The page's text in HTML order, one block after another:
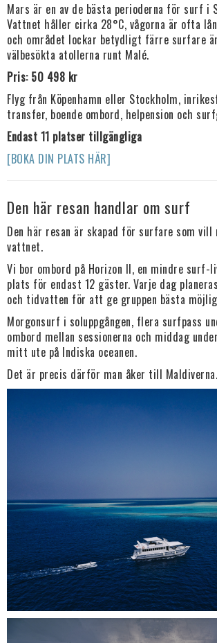
Mars är en av de bästa perioderna för surf i
Vattnet håller cirka 28°C, vågorna är ofta
och området lockar betydligt färre surfare
välbesökta atollerna runt Malé.
Pris: 50 498 kr
Flyg från Köpenhamn eller Stockholm,
transfer, boende ombord, helpension och
Endast 11 platser tillgängliga
[BOKA DIN PLATS HÄR]
Den här resan handlar om surf
Den här resan är skapad för surfare som vill
vattnet.
Vi bor ombord på Horizon II, en mindre surf-
plats för endast 12 gäster. Varje dag
och tidvatten för att ge gruppen bästa
Morgonsurf i soluppgången, flera surfpass
ombord mellan sessionerna och middag
mitt ute på Indiska oceanen.
Det är precis därför man åker till Maldiverna.